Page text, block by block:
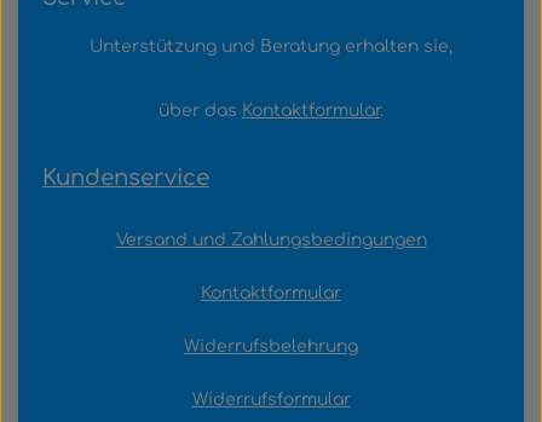
Unterstützung und Beratung erhalten sie,
über das Kontaktformular.
Kundenservice
Versand und Zahlungsbedingungen
Kontaktformular
Widerrufsbelehrung
Widerrufsformular